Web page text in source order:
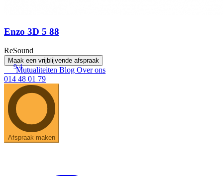
Enzo 3D 5 88
ReSound
Maak een vrijblijvende afspraak
9.4
Mutualiteiten Blog Over ons
014 48 01 79
Afspraak maken